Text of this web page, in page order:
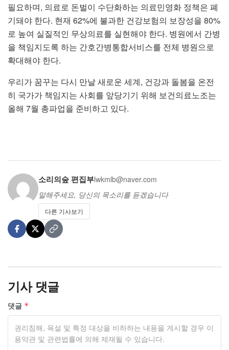
필요하며, 의료로 돈벌이 수단화하는 의료민영화 정책은 폐
기돼야 한다. 현재 62%에 불과한 건강보험의 보장성을 80%
로 높여 실질적인 무상의료를 실현해야 한다. 병원에서 간병
을 책임지도록 하는 간호간병통합서비스를 전체 병원으로
확대해야 한다.
우리가 꿈꾸는 다시 만날 새로운 세계, 건강과 돌봄을 온전
히 국가가 책임지는 사회를 앞당기기 위해 보건의료노조는
올해 7월 총파업을 준비하고 있다.
소리의숲 편집부lwkmlb@naver.com
말해주세요, 당신의 목소리를 듣겠습니다
다른 기사보기
기사 댓글
댓글 *